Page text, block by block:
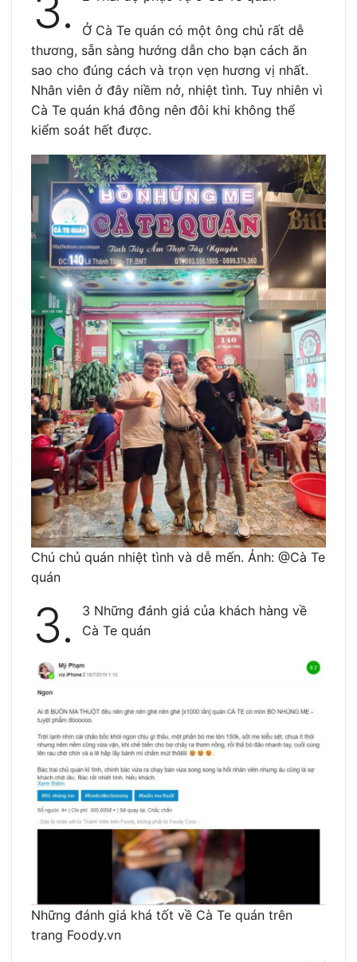
Ở Cà Te quán có một ông chủ rất dễ
thương, sẵn sàng hướng dẫn cho bạn cách ăn
sao cho đúng cách và trọn vẹn hương vị nhất.
Nhân viên ở đây niềm nở, nhiệt tình. Tuy nhiên vì
Cà Te quán khá đông nên đôi khi không thể
kiểm soát hết được.
Chú chủ quán nhiệt tình và dễ mến. Ảnh: @Cà Te
quán
3.
3 Những đánh giá của khách hàng về
Cà Te quán
Những đánh giá khá tốt về Cà Te quán trên
trang Foody.vn